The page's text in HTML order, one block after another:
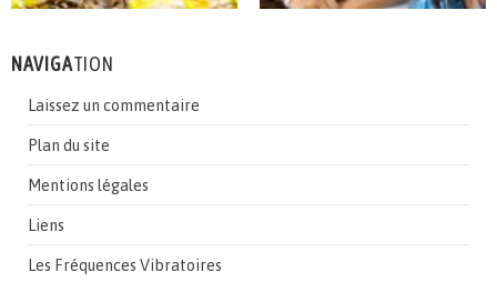
NAVIGATION
Laissez un commentaire
Plan du site
Mentions légales
Liens
Les Fréquences Vibratoires